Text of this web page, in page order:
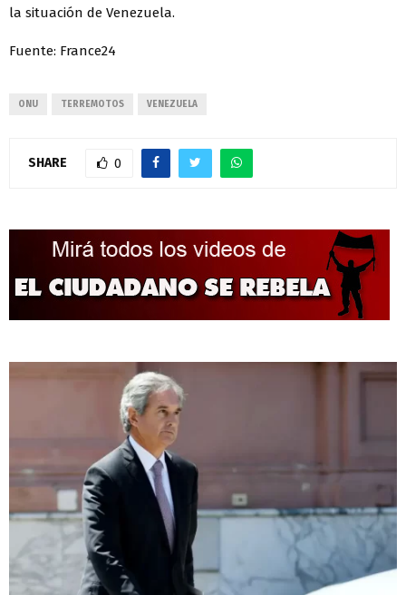
la situación de Venezuela.
Fuente: France24
ONU TERREMOTOS VENEZUELA
SHARE 0